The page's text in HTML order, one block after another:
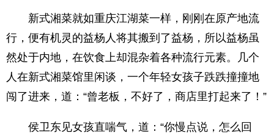
新式湘菜就如重庆江湖菜一样，刚刚在原产地流
行，便有机灵的益杨人将其搬到了益杨，所以益杨虽
然处于内地，在饮食上却混杂着各种流行元素。几个
人在新式湘菜馆里闲谈，一个年轻女孩子跌跌撞撞地
闯了进来，道：“曾老板，不好了，商店里打起来了！”
侯卫东见女孩直喘气，道：“你慢点说，怎么回